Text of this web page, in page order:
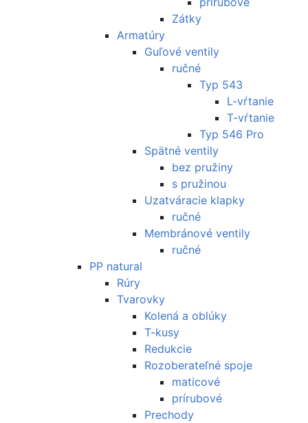
Zátky
Armatúry
Guľové ventily
ručné
Typ 543
L-vŕtanie
T-vŕtanie
Typ 546 Pro
Spätné ventily
bez pružiny
s pružinou
Uzatváracie klapky
ručné
Membránové ventily
ručné
PP natural
Rúry
Tvarovky
Kolená a oblúky
T-kusy
Redukcie
Rozoberateľné spoje
maticové
prírubové
Prechody